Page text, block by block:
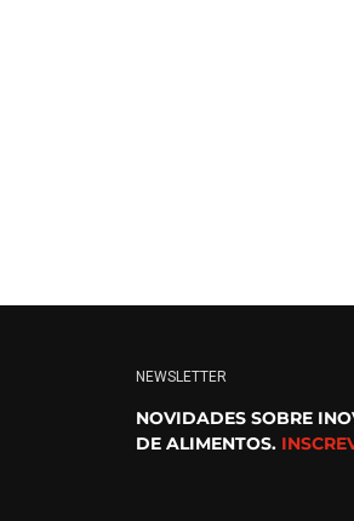
NEWSLETTER
NOVIDADES SOBRE
DE ALIMENTOS.